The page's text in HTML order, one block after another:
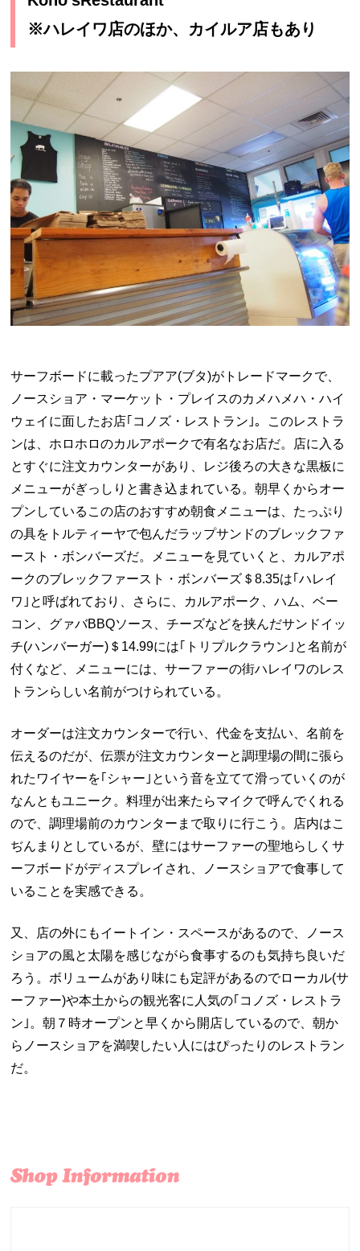
※ハレイワ店のほか、カイルア店もあり
サーフボードに載ったプアア(ブタ)がトレードマークで、
ノースショア・マーケット・プレイスのカメハメハ・ハイ
ウェイに面したお店｢コノズ・レストラン｣。このレストラ
ンは、ホロホロのカルアポークで有名なお店だ。店に入る
とすぐに注文カウンターがあり、レジ後ろの大きな黒板に
メニューがぎっしりと書き込まれている。朝早くからオー
プンしているこの店のおすすめ朝食メニューは、たっぷり
の具をトルティーヤで包んだラップサンドのブレックファ
ースト・ボンバーズだ。メニューを見ていくと、カルアポ
ークのブレックファースト・ボンバーズ＄8.35は｢ハレイ
ワ｣と呼ばれており、さらに、カルアポーク、ハム、ベー
コン、グァバBBQソース、チーズなどを挟んだサンドイッ
チ(ハンバーガー)＄14.99には｢トリプルクラウン｣と名前が
付くなど、メニューには、サーファーの街ハレイワのレス
トランらしい名前がつけられている。
オーダーは注文カウンターで行い、代金を支払い、名前を
伝えるのだが、伝票が注文カウンターと調理場の間に張ら
れたワイヤーを｢シャー｣という音を立てて滑っていくのが
なんともユニーク。料理が出来たらマイクで呼んでくれる
ので、調理場前のカウンターまで取りに行こう。店内はこ
ぢんまりとしているが、壁にはサーファーの聖地らしくサ
ーフボードがディスプレイされ、ノースショアで食事して
いることを実感できる。
又、店の外にもイートイン・スペースがあるので、ノース
ショアの風と太陽を感じながら食事するのも気持ち良いだ
ろう。ボリュームがあり味にも定評があるのでローカル(サ
ーファー)や本土からの観光客に人気の｢コノズ・レストラ
ン｣。朝７時オープンと早くから開店しているので、朝か
らノースショアを満喫したい人にはぴったりのレストラン
だ。